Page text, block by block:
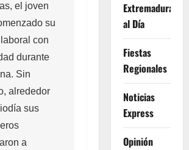
el joven
su
con
durante
Sin
alrededor
sus
a
Extremadura
al Día
Fiestas
Regionales
Noticias
Express
Opinión